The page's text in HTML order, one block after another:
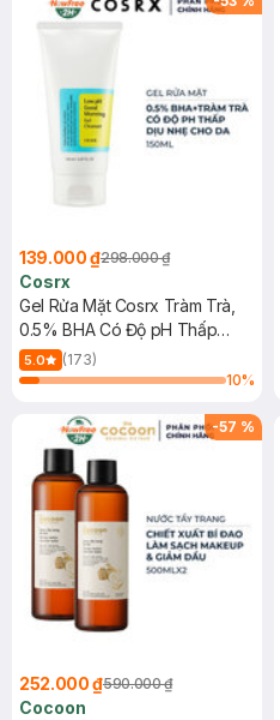
139.000 ₫298.000 ₫
Cosrx
Gel Rửa Mặt Cosrx Tràm Trà,
0.5% BHA Có Độ pH Thấp
150ml
5.0
(173)
10%
-57 %
252.000 ₫590.000 ₫
Cocoon